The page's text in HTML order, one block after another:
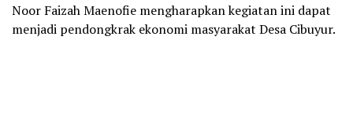
Noor Faizah Maenofie mengharapkan kegiatan ini dapat
menjadi pendongkrak ekonomi masyarakat Desa Cibuyur.